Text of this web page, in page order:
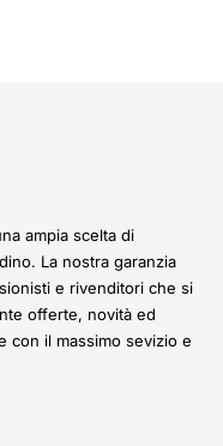
ampia scelta di
La nostra garanzia
e rivenditori che si
offerte, novità ed
con il massimo sevizio e